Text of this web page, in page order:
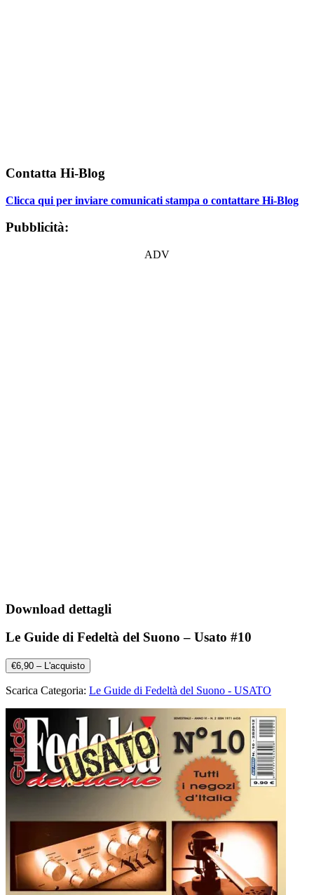
Contatta Hi-Blog
Clicca qui per inviare comunicati stampa o contattare Hi-Blog
Pubblicità:
ADV
Download dettagli
Le Guide di Fedeltà del Suono – Usato #10
€6,90 – L'acquisto
Scarica Categoria: Le Guide di Fedeltà del Suono - USATO